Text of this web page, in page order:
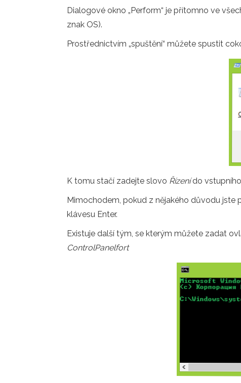
Dialogové okno „Perform“ je přítomno ve
znak OS).
Prostřednictvím „spuštění“ můžete spustit
K tomu stačí zadejte slovo Řízenído
Mimochodem, pokud z nějakého důvodu
klávesu Enter.
Existuje další tým, se kterým můžete zadat
ControlPanelfort